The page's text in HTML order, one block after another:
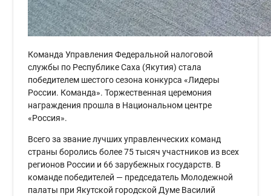
Команда Управления Федеральной налоговой
службы по Республике Саха (Якутия) стала
победителем шестого сезона конкурса «Лидеры
России. Команда». Торжественная церемония
награждения прошла в Национальном центре
«Россия».
Всего за звание лучших управленческих команд
страны боролись более 75 тысяч участников из всех
регионов России и 66 зарубежных государств. В
команде победителей — председатель Молодежной
палаты при Якутской городской Думе Василий